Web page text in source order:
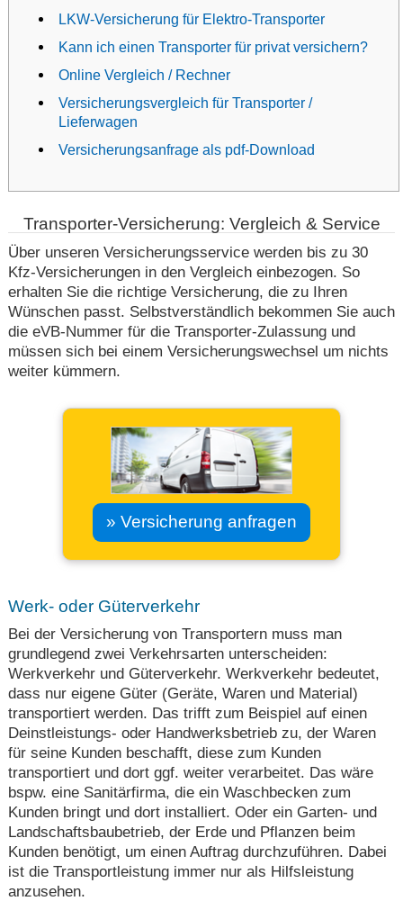
LKW-Versicherung für Elektro-Transporter
Kann ich einen Transporter für privat versichern?
Online Vergleich / Rechner
Versicherungsvergleich für Transporter /
Lieferwagen
Versicherungsanfrage als pdf-Download
Transporter-Versicherung: Vergleich & Service
Über unseren Versicherungsservice werden bis zu 30
Kfz-Versicherungen in den Vergleich einbezogen. So
erhalten Sie die richtige Versicherung, die zu Ihren
Wünschen passt. Selbstverständlich bekommen Sie auch
die eVB-Nummer für die Transporter-Zulassung und
müssen sich bei einem Versicherungswechsel um nichts
weiter kümmern.
» Versicherung anfragen
Werk- oder Güterverkehr
Bei der Versicherung von Transportern muss man
grundlegend zwei Verkehrsarten unterscheiden:
Werkverkehr und Güterverkehr. Werkverkehr bedeutet,
dass nur eigene Güter (Geräte, Waren und Material)
transportiert werden. Das trifft zum Beispiel auf einen
Deinstleistungs- oder Handwerksbetrieb zu, der Waren
für seine Kunden beschafft, diese zum Kunden
transportiert und dort ggf. weiter verarbeitet. Das wäre
bspw. eine Sanitärfirma, die ein Waschbecken zum
Kunden bringt und dort installiert. Oder ein Garten- und
Landschaftsbaubetrieb, der Erde und Pflanzen beim
Kunden benötigt, um einen Auftrag durchzuführen. Dabei
ist die Transportleistung immer nur als Hilfsleistung
anzusehen.